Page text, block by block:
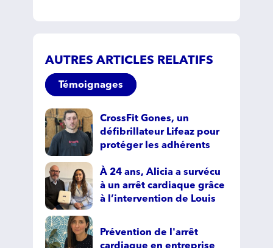
AUTRES ARTICLES RELATIFS
Témoignages
CrossFit Gones, un
défibrillateur Lifeaz pour
protéger les adhérents
À 24 ans, Alicia a survécu
à un arrêt cardiaque grâce
à l’intervention de Louis
Prévention de l'arrêt
cardiaque en entreprise